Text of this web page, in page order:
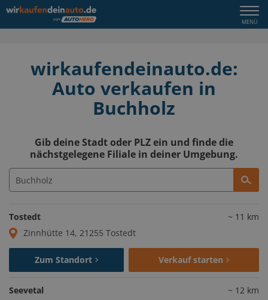
MENÜ
wirkaufendeinauto.de:
Auto verkaufen in
Buchholz
Gib deine Stadt oder PLZ ein und finde die
nächstgelegene Filiale in deiner Umgebung.
Tostedt ~ 11 km
Zinnhütte 14, 21255 Tostedt
Zum Standort Verkauf starten
Seevetal ~ 12 km